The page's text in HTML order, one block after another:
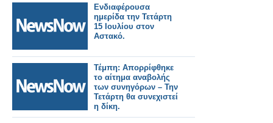
Ενδιαφέρουσα
ημερίδα την Τετάρτη
15 Ιουλίου στον
Αστακό.
Τέμπη: Απορρίφθηκε
το αίτημα αναβολής
των συνηγόρων – Την
Τετάρτη θα συνεχιστεί
η δίκη.